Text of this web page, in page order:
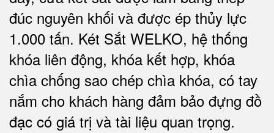
đúc nguyên khối và được ép thủy lực
1.000 tấn. Két Sắt WELKO, hệ thống
khóa liên động, khóa kết hợp, khóa
chìa chống sao chép chìa khóa, có tay
nắm cho khách hàng đảm bảo đựng đồ
đạc có giá trị và tài liệu quan trọng.